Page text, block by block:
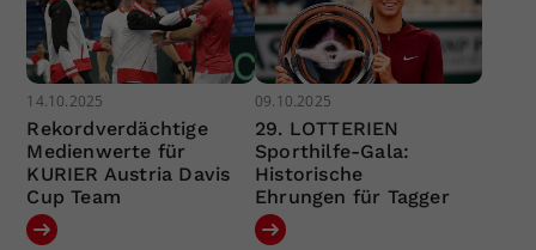
14.10.2025
Rekordverdächtige
Medienwerte für
KURIER Austria Davis
Cup Team
09.10.2025
29. LOTTERIEN
Sporthilfe-Gala:
Historische
Ehrungen für Tagger